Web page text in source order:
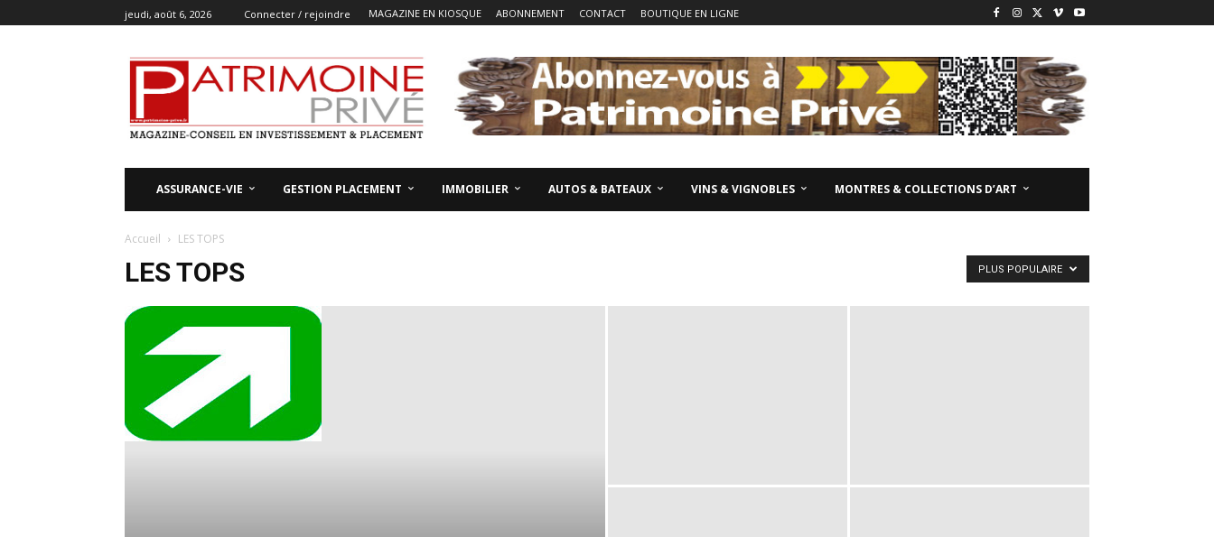
jeudi, août 6, 2026 Connecter / rejoindre MAGAZINE EN KIOSQUE ABONNEMENT CONTACT BOUTIQUE EN LIGNE
ASSURANCE-VIE GESTION PLACEMENT IMMOBILIER AUTOS & BATEAUX VINS & VIGNOBLES MONTRES & COLLECTIONS D’ART
Accueil LES TOPS
LES TOPS PLUS POPULAIRE